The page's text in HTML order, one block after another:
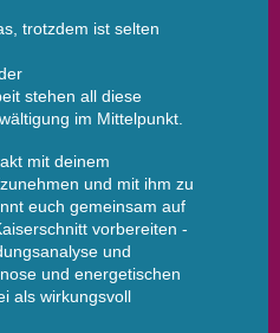
trotzdem ist selten
stehen all diese
im Mittelpunkt.
mit deinem
und mit ihm zu
euch gemeinsam auf
vorbereiten -
und
und energetischen
als wirkungsvoll